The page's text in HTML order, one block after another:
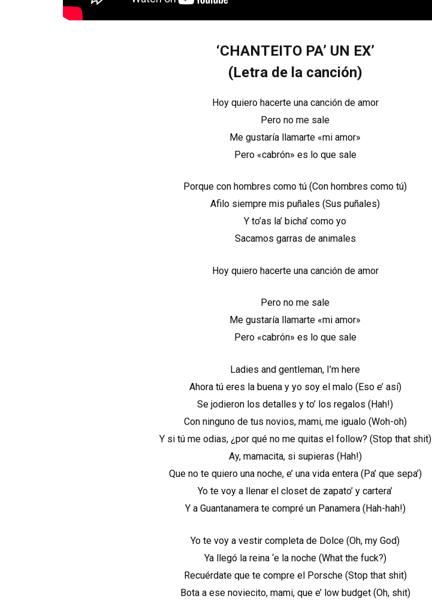
‘CHANTEITO PA’ UN EX’
(Letra de la canción)
Hoy quiero hacerte una canción de amor
Pero no me sale
Me gustaría llamarte «mi amor»
Pero «cabrón» es lo que sale
Porque con hombres como tú (Con hombres como tú)
Afilo siempre mis puñales (Sus puñales)
Y to’as la’ bicha’ como yo
Sacamos garras de animales
Hoy quiero hacerte una canción de amor
Pero no me sale
Me gustaría llamarte «mi amor»
Pero «cabrón» es lo que sale
Ladies and gentleman, I’m here
Ahora tú eres la buena y yo soy el malo (Eso e’ así)
Se jodieron los detalles y to’ los regalos (Hah!)
Con ninguno de tus novios, mami, me igualo (Woh-oh)
Y si tú me odias, ¿por qué no me quitas el follow? (Stop that shit)
Ay, mamacita, si supieras (Hah!)
Que no te quiero una noche, e’ una vida entera (Pa’ que sepa’)
Yo te voy a llenar el closet de zapato’ y cartera’
Y a Guantanamera te compré un Panamera (Hah-hah!)
Yo te voy a vestir completa de Dolce (Oh, my God)
Ya llegó la reina ‘e la noche (What the fuck?)
Recuérdate que te compre el Porsche (Stop that shit)
Bota a ese noviecito, mami, que e’ low budget (Oh, shit)